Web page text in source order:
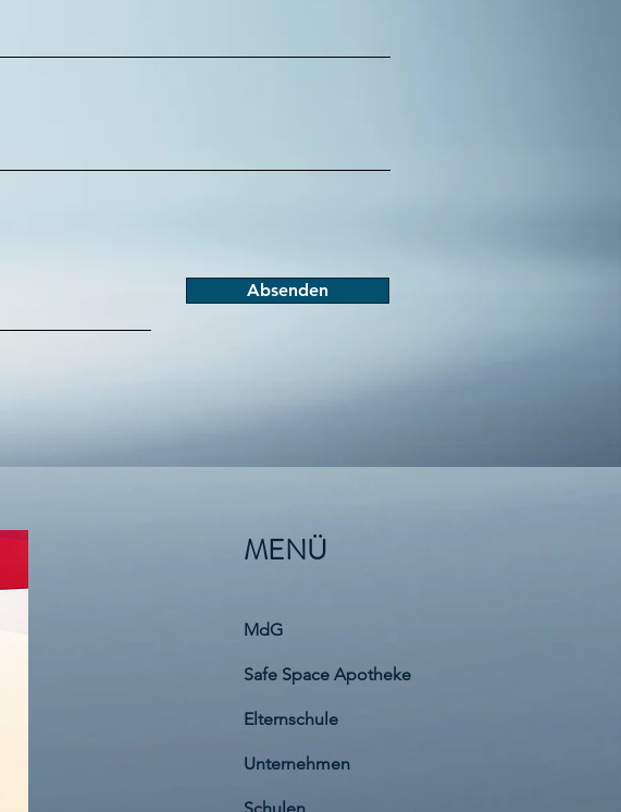
Absenden
MENÜ
MdG
Safe Space Apotheke
Elternschule
Unternehmen